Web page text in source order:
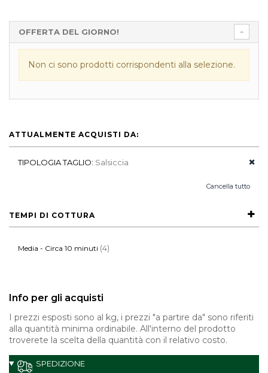
OFFERTA DEL GIORNO!
Non ci sono prodotti corrispondenti alla selezione.
ATTUALMENTE ACQUISTI DA:
TIPOLOGIA TAGLIO: Salsiccia
Cancella tutto
TEMPI DI COTTURA
Media - Circa 10 minuti (4)
Info per gli acquisti
I prezzi esposti sono al kg, i prezzi "a partire da" sono riferiti
alla quantità minima ordinabile. All'interno del prodotto
troverete la scelta della quantità con il relativo costo.
SPEDIZIONE